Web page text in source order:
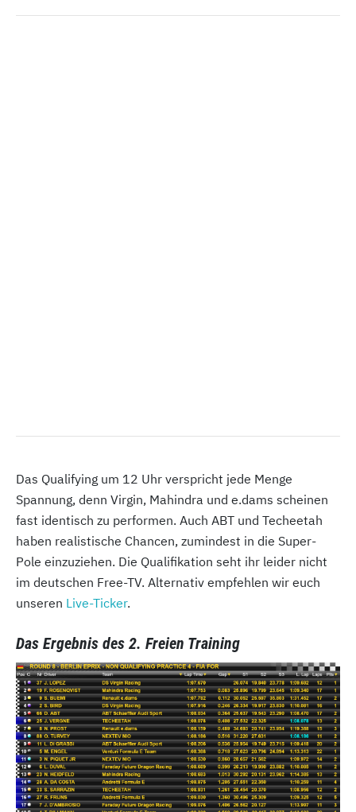
Das Qualifying um 12 Uhr verspricht jede Menge
Spannung, denn Virgin, Mahindra und e.dams scheinen
fast identisch zu performen. Auch ABT und Techeetah
haben realistische Chancen, zumindest in die Super-
Pole einzuziehen. Die Qualifikation seht ihr leider nicht
im deutschen Free-TV. Alternativ empfehlen wir euch
unseren Live-Ticker.
Das Ergebnis des 2. Freien Training